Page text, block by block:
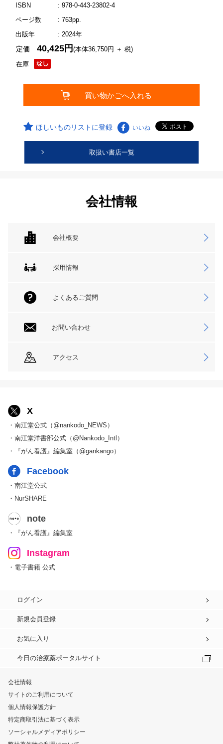
ISBN
: 978-0-443-23802-4
ページ数
: 763pp.
出版年
: 2024年
在庫
定価40,425円(本体36,750円 ＋ 税)
ほしいものリストに登録 いいね
取扱い書店一覧
会社情報
会社概要
採用情報
よくあるご質問
お問い合わせ
アクセス
X
・南江堂公式（@nankodo_NEWS）
・南江堂洋書部公式（@Nankodo_Intl）
・『がん看護』編集室（@gankango）
Facebook
・南江堂公式
・NurSHARE
note
・『がん看護』編集室
Instagram
・電子書籍 公式
ログイン
新規会員登録
お気に入り
今日の治療薬ポータルサイト
会社情報
サイトのご利用について
個人情報保護方針
特定商取引法に基づく表示
ソーシャルメディアポリシー